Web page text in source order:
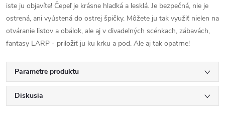
iste ju objavíte! Čepeľ je krásne hladká a lesklá. Je bezpečná, nie je
ostrená, ani vyústená do ostrej špičky. Môžete ju tak využiť nielen na
otváranie listov a obálok, ale aj v divadelných scénkach, zábavách,
fantasy LARP - priložiť ju ku krku a pod. Ale aj tak opatrne!
Parametre produktu
Diskusia